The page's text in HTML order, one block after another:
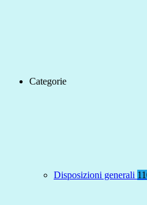
Categorie
Disposizioni generali